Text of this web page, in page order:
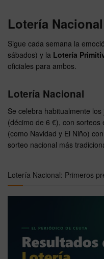
Lotería
Sigue cada semana la
sábados) y la Lotería
oficiales para ambos.
Lotería Nacional
Se celebra habitualmente
(décimo de 6 €), con
(como Navidad y El Niño)
sorteo nacional más
Lotería Nacional: Primeros